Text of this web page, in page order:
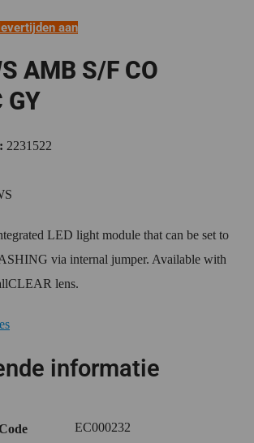
aan
AMB S/F CO
GY
2231522
LED light module that can be set to
via internal jumper. Available with
lens.
informatie
EC000232